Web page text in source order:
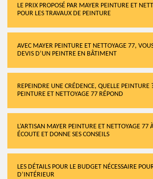
LE PRIX PROPOSÉ PAR MAYER PEINTURE ET
POUR LES TRAVAUX DE PEINTURE
AVEC MAYER PEINTURE ET NETTOYAGE 77,
DEVIS D’UN PEINTRE EN BÂTIMENT
REPEINDRE UNE CRÉDENCE, QUELLE PEINTURE
PEINTURE ET NETTOYAGE 77 RÉPOND
L’ARTISAN MAYER PEINTURE ET NETTOYAGE 77
ÉCOUTE ET DONNE SES CONSEILS
LES DÉTAILS POUR LE BUDGET NÉCESSAIRE
D’INTÉRIEUR